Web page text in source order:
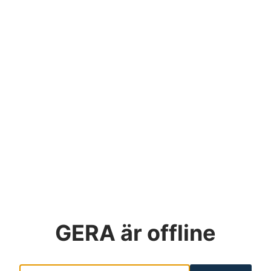
GERA är offline